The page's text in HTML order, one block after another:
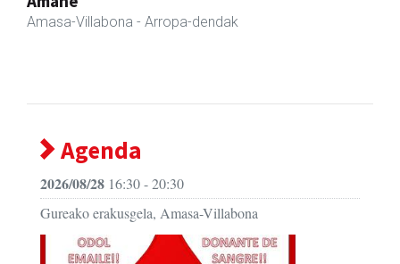
Amasa-Villabona - Arropa-dendak
Agenda
2026/08/28 16:30 - 20:30
Gureako erakusgela, Amasa-Villabona